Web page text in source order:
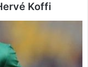
Koffi